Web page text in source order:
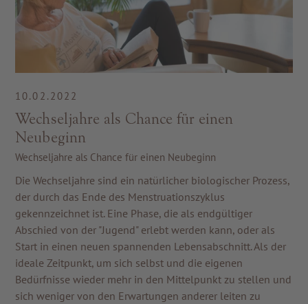
10.02.2022
Wechseljahre als Chance für einen
Neubeginn
Wechseljahre als Chance für einen Neubeginn
Die Wechseljahre sind ein natürlicher biologischer Prozess,
der durch das Ende des Menstruationszyklus
gekennzeichnet ist. Eine Phase, die als endgültiger
Abschied von der "Jugend" erlebt werden kann, oder als
Start in einen neuen spannenden Lebensabschnitt. Als der
ideale Zeitpunkt, um sich selbst und die eigenen
Bedürfnisse wieder mehr in den Mittelpunkt zu stellen und
sich weniger von den Erwartungen anderer leiten zu